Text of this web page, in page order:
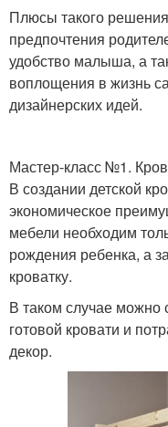
Плюсы такого
предпочтения
удобство малыша, а
воплощения в жизнь
дизайнерских идей.
Мастер-класс №1.
В создании детской
экономическое
мебели необходим
рождения ребенка, а
кроватку.
В таком случае можно
готовой кровати и
декор.